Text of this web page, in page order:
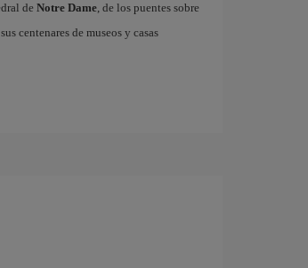
de Notre Dame, de los puentes sobre
centenares de museos y casas